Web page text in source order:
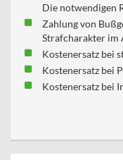
Die notwendigen
Zahlung von
Strafcharakter im
Kostenersatz bei
Kostenersatz bei
Kostenersatz bei